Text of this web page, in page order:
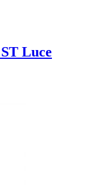
Luce